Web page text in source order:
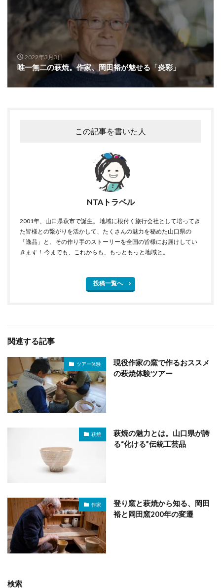
2022年3月3日
唯一無二の萩焼。作家、岡田裕が魅せる「炎彩」
この記事を書いた人
NTAトラベル
2001年、山口県萩市で誕生。 地域に根付く旅行会社として培ってき
た皆様との繋がりを活かして、たくさんの魅力を秘めた山口県の
「逸品」と、その作り手のストーリーを全国の皆様にお届けしてい
きます！ 今までも、これからも、もっともっと地域と。
投稿一覧へ
関連する記事
ツアー体験
現役作家の窯で作るおススメ
の萩焼体験ツアー
萩焼
萩焼の魅力とは。山口県が誇
る“化ける”伝統工芸品
作家
登り窯と萩焼から知る、岡田
裕と岡田窯200年の変遷
検索